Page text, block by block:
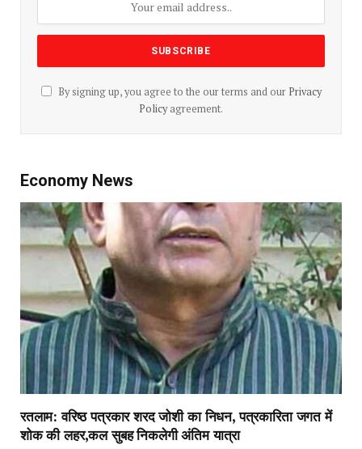
By signing up, you agree to the our terms and our Privacy
Policyagreement.
Economy News
रतलाम: वरिष्ठ पत्रकार शरद जोशी का निधन, पत्रकारिता जगत में
शोक की लहर,कल सुबह निकलेगी अंतिम यात्रा